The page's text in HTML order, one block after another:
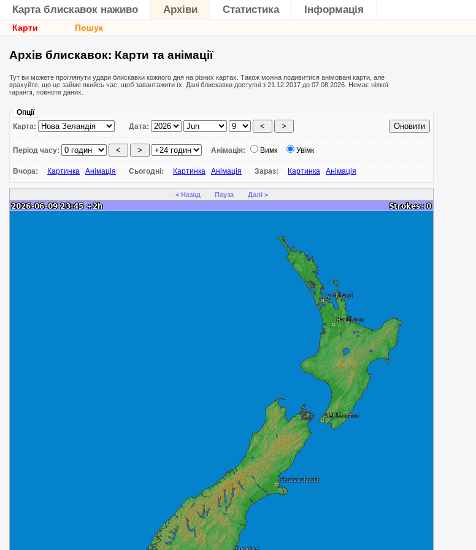
Карта блискавок наживо Архіви Статистика Інформація
Карти Пошук
Архів блискавок: Карти та анімації
Тут ви можете проглянути удари блискавки кожного дня на різних картах. Також можна подивитися анімовані карти, але
врахуйте, що це займе якийсь час, щоб завантажити їх. Дані блискавки доступні з 21.12.2017 до 07.08.2026. Немає ніякої
гарантії, повноти даних.
Опції
Карта:
Дата:
Період часу: Анімація: Вимк Увімк
Вчора: Картинка Анімація Сьогодні: Картинка Анімація Зараз: Картинка Анімація
< Назад Пауза Далі >